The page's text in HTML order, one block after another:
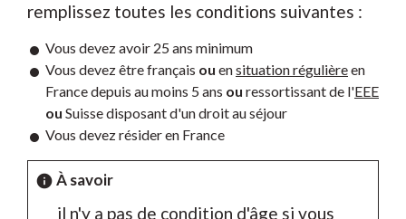
remplissez toutes les conditions suivantes :
Vous devez avoir 25 ans minimum
Vous devez être français ou ensituation régulièreen
France depuis au moins 5 ans ou ressortissant de l'EEE
ou Suisse disposant d'un droit au séjour
Vous devez résider en France
info À savoir
il n'y a pas de condition d'âge si vous